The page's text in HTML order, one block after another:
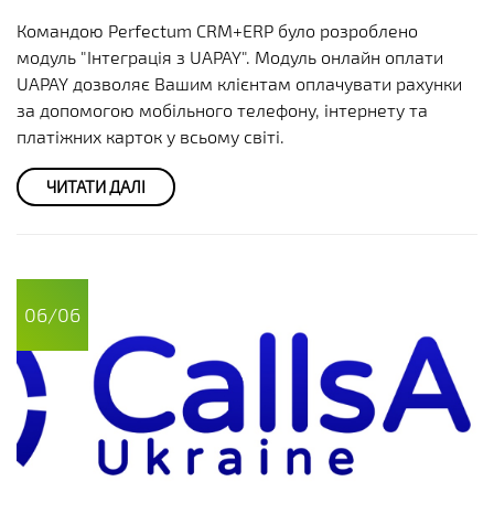
Командою Perfectum CRM+ERP було розроблено
модуль "Інтеграція з UAPAY". Модуль онлайн оплати
UAPAY дозволяє Вашим клієнтам оплачувати рахунки
за допомогою мобільного телефону, інтернету та
платіжних карток у всьому світі.
ЧИТАТИ ДАЛІ
06/06